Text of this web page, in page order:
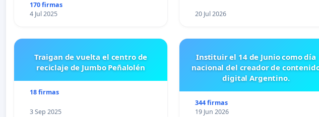
170 firmas
4 Jul 2025
20 Jul 2026
Traigan de vuelta el centro de
reciclaje de Jumbo Peñalolén
18 firmas
3 Sep 2025
Instituir el 14 de Junio como día
nacional del creador de
digital Argentino.
344 firmas
19 Jun 2026